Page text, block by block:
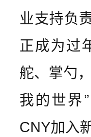
业支持负
正成为过
舵、掌勺
我的世界
CNY加入